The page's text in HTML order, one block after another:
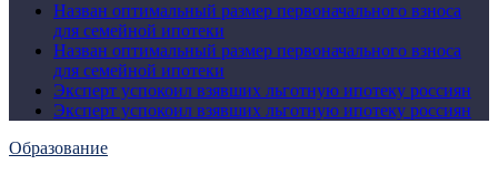
Назван оптимальный размер первоначального взноса
для семейной ипотеки
Назван оптимальный размер первоначального взноса
для семейной ипотеки
Эксперт успокоил взявших льготную ипотеку россиян
Эксперт успокоил взявших льготную ипотеку россиян
Образование